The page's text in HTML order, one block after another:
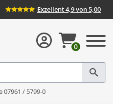
Exzellent 4,9 von 5,00
07961 / 5799-0
0